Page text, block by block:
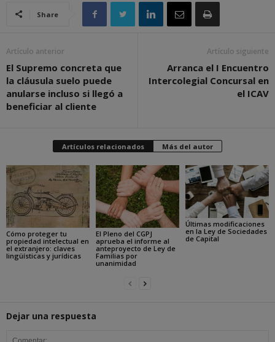
Share
Artículo anterior
El Supremo concreta que
la cláusula suelo puede
anularse incluso si llegó a
beneficiar al cliente
Artículo siguiente
Arranca el I Encuentro
Intercolegial Concursal en
el ICAV
Artículos relacionados Más del autor
Cómo proteger tu
propiedad intelectual en
el extranjero: claves
lingüísticas y jurídicas
El Pleno del CGPJ
aprueba el informe al
anteproyecto de Ley de
Familias por
unanimidad
Últimas modificaciones
en la Ley de Sociedades
de Capital
Dejar una respuesta